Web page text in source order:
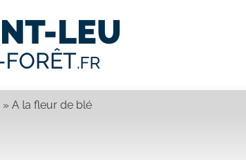
» A la fleur de blé